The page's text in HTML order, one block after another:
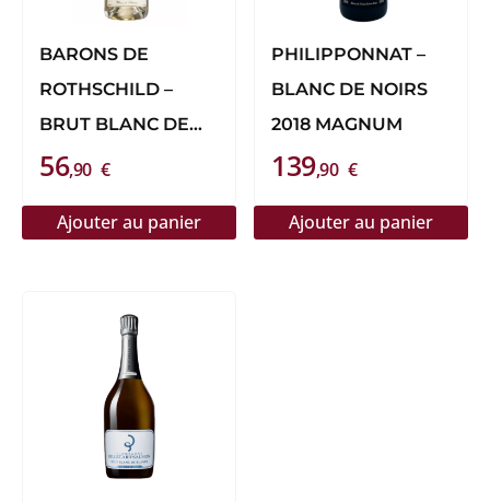
BARONS DE
ROTHSCHILD –
BRUT BLANC DE
BLANCS
56,90 €
Ajouter au panier
PHILIPPONNAT –
BLANC DE NOIRS
2018 MAGNUM
139,90 €
Ajouter au panier